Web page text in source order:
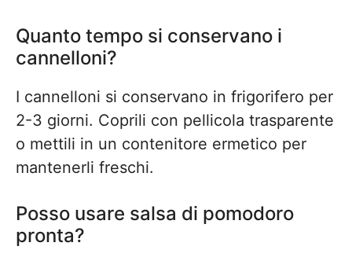
Quanto tempo si conservano i
cannelloni?
I cannelloni si conservano in frigorifero per
2-3 giorni. Coprili con pellicola trasparente
o mettili in un contenitore ermetico per
mantenerli freschi.
Posso usare salsa di pomodoro
pronta?